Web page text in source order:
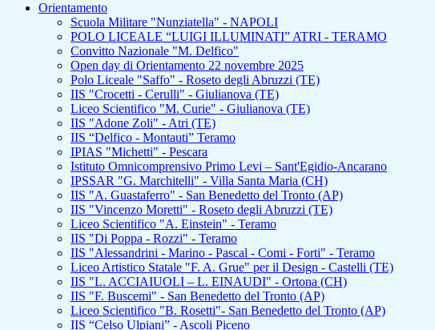
Orientamento
Scuola Militare "Nunziatella" - NAPOLI
POLO LICEALE “LUIGI ILLUMINATI” ATRI - TERAMO
Convitto Nazionale "M. Delfico"
Open day di Orientamento 22 novembre 2025
Polo Liceale "Saffo" - Roseto degli Abruzzi (TE)
IIS "Crocetti - Cerulli" - Giulianova (TE)
Liceo Scientifico "M. Curie" - Giulianova (TE)
IIS "Adone Zoli" - Atri (TE)
IIS “Delfico - Montauti” Teramo
IPIAS "Michetti" - Pescara
Istituto Omnicomprensivo Primo Levi – Sant'Egidio-Ancarano
IPSSAR "G. Marchitelli" - Villa Santa Maria (CH)
IIS "A. Guastaferro" - San Benedetto del Tronto (AP)
IIS "Vincenzo Moretti" - Roseto degli Abruzzi (TE)
Liceo Scientifico "A. Einstein" - Teramo
IIS "Di Poppa - Rozzi" - Teramo
IIS "Alessandrini - Marino - Pascal - Comi - Forti" - Teramo
Liceo Artistico Statale "F. A. Grue" per il Design - Castelli (TE)
IIS "L. ACCIAIUOLI – L. EINAUDI" - Ortona (CH)
IIS "F. Buscemi" - San Benedetto del Tronto (AP)
Liceo Scientifico "B. Rosetti"- San Benedetto del Tronto (AP)
IIS “Celso Ulpiani” - Ascoli Piceno